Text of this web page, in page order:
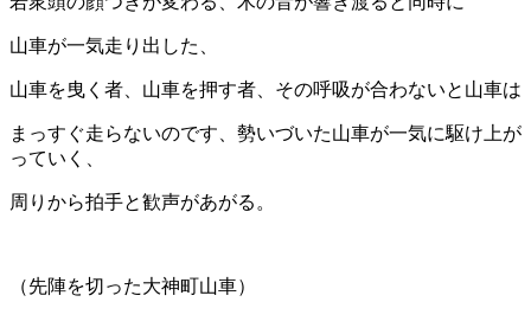
山車が一気走り出した、
山車を曳く者、山車を押す者、その呼吸が合わないと山車は
まっすぐ走らないのです、勢いづいた山車が一気に駆け上が
っていく、
周りから拍手と歓声があがる。
（先陣を切った大神町山車）